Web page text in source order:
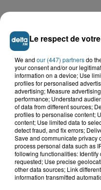
Grand jeu de l'été :
Gagnez
Parc
Le respect de
We and our (447) partnersdo
your consent and/or our
information on a device; Use
profiles for personalised
advertising; Measure
performance; Understand
of data from different sources;
profiles to personalise content;
content; Use limited data to
detect fraud, and fix errors;
Save and communicate privacy
process personal data such as
following functionalities:
requested; Use precise
other data sources; Link
information transmitted